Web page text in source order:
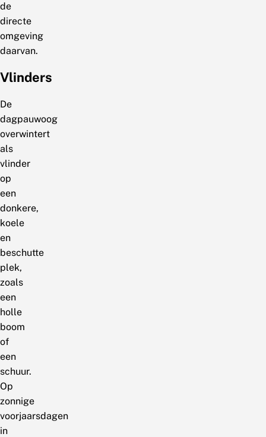
de
directe
omgeving
daarvan.
Vlinders
De
dagpauwoog
overwintert
als
vlinder
op
een
donkere,
koele
en
beschutte
plek,
zoals
een
holle
boom
of
een
schuur.
Op
zonnige
voorjaarsdagen
in